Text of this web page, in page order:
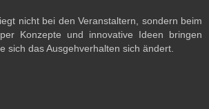
nicht bei den Veranstaltern, sondern beim
Konzepte und innovative Ideen bringen
sich das Ausgehverhalten sich ändert.